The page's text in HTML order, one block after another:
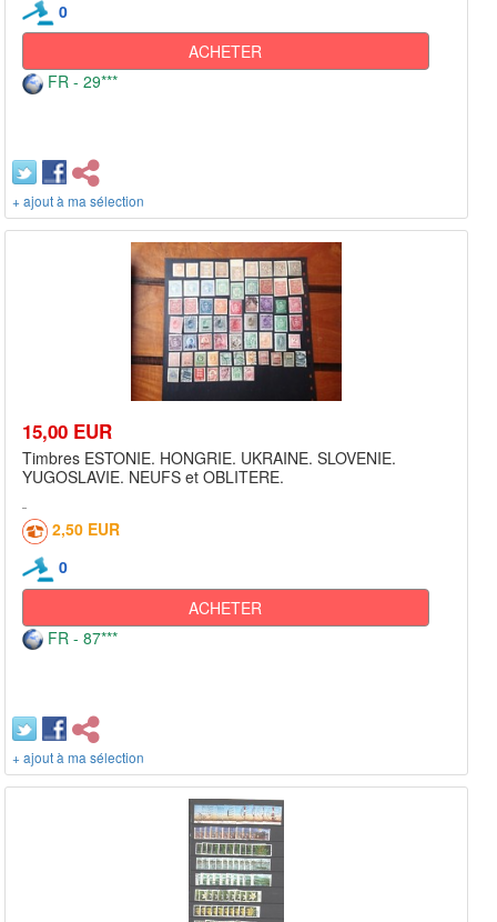
0
ACHETER
FR - 29***
+ ajout à ma sélection
15,00 EUR
Timbres ESTONIE. HONGRIE. UKRAINE. SLOVENIE.
YUGOSLAVIE. NEUFS et OBLITERE.
2,50 EUR
0
ACHETER
FR - 87***
+ ajout à ma sélection